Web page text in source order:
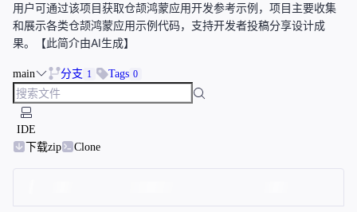
用户可通过该项目获取仓颉鸿蒙应用开发参考示例，项目主要收集
和展示各类仓颉鸿蒙应用示例代码，支持开发者投稿分享设计成
果。【此简介由AI生成】
main 分支 1 Tags 0
IDE
下载zip
Clone